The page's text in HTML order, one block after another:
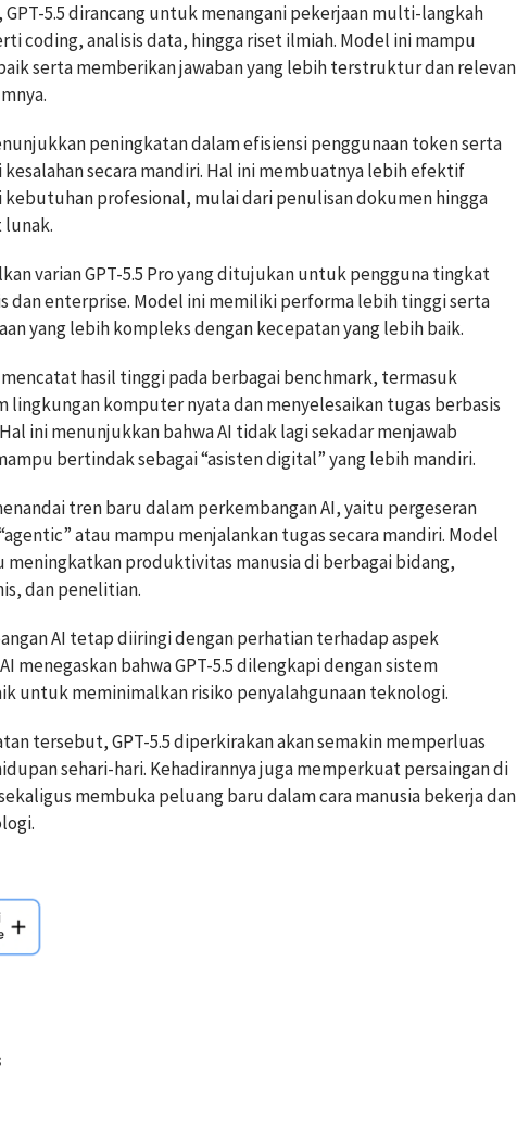
GPT-5.5 dirancang untuk menangani pekerjaan multi-langkah
coding, analisis data, hingga riset ilmiah. Model ini mampu
serta memberikan jawaban yang lebih terstruktur dan relevan
peningkatan dalam efisiensi penggunaan token serta
secara mandiri. Hal ini membuatnya lebih efektif
profesional, mulai dari penulisan dokumen hingga
lunak.
varian GPT-5.5 Pro yang ditujukan untuk pengguna tingkat
dan enterprise. Model ini memiliki performa lebih tinggi serta
yang lebih kompleks dengan kecepatan yang lebih baik.
mencatat hasil tinggi pada berbagai benchmark, termasuk
lingkungan komputer nyata dan menyelesaikan tugas berbasis
ini menunjukkan bahwa AI tidak lagi sekadar menjawab
bertindak sebagai “asisten digital” yang lebih mandiri.
tren baru dalam perkembangan AI, yaitu pergeseran
atau mampu menjalankan tugas secara mandiri. Model
produktivitas manusia di berbagai bidang,
dan penelitian.
AI tetap diiringi dengan perhatian terhadap aspek
menegaskan bahwa GPT-5.5 dilengkapi dengan sistem
untuk meminimalkan risiko penyalahgunaan teknologi.
tersebut, GPT-5.5 diperkirakan akan semakin memperluas
sehari-hari. Kehadirannya juga memperkuat persaingan di
membuka peluang baru dalam cara manusia bekerja dan